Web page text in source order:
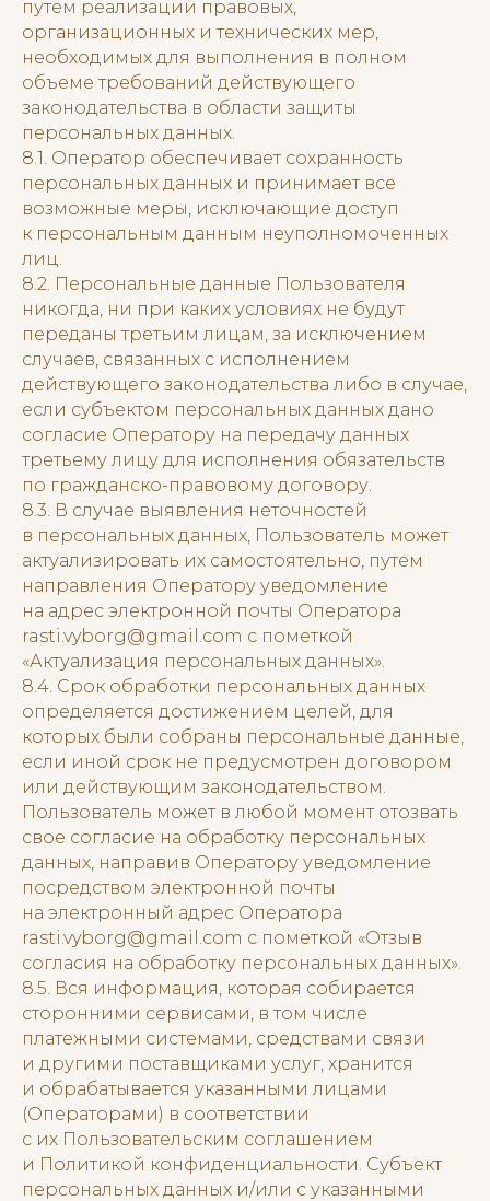
путем реализации правовых,
организационных и технических мер,
необходимых для выполнения в полном
объеме требований действующего
законодательства в области защиты
персональных данных.
8.1. Оператор обеспечивает сохранность
персональных данных и принимает все
возможные меры, исключающие доступ
к персональным данным неуполномоченных
лиц.
8.2. Персональные данные Пользователя
никогда, ни при каких условиях не будут
переданы третьим лицам, за исключением
случаев, связанных с исполнением
действующего законодательства либо в случае,
если субъектом персональных данных дано
согласие Оператору на передачу данных
третьему лицу для исполнения обязательств
по гражданско-правовому договору.
8.3. В случае выявления неточностей
в персональных данных, Пользователь может
актуализировать их самостоятельно, путем
направления Оператору уведомление
на адрес электронной почты Оператора
rasti.vyborg@gmail.com с пометкой
«Актуализация персональных данных».
8.4. Срок обработки персональных данных
определяется достижением целей, для
которых были собраны персональные данные,
если иной срок не предусмотрен договором
или действующим законодательством.
Пользователь может в любой момент отозвать
свое согласие на обработку персональных
данных, направив Оператору уведомление
посредством электронной почты
на электронный адрес Оператора
rasti.vyborg@gmail.com с пометкой «Отзыв
согласия на обработку персональных данных».
8.5. Вся информация, которая собирается
сторонними сервисами, в том числе
платежными системами, средствами связи
и другими поставщиками услуг, хранится
и обрабатывается указанными лицами
(Операторами) в соответствии
с их Пользовательским соглашением
и Политикой конфиденциальности. Субъект
персональных данных и/или с указанными